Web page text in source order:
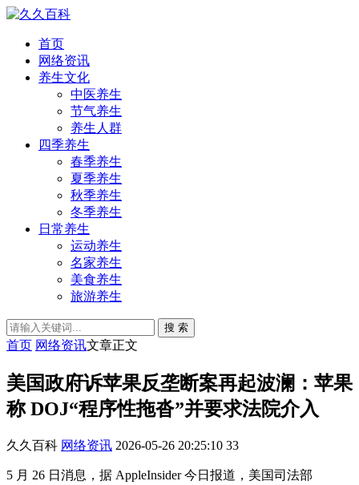
首页
网络资讯
养生文化
中医养生
节气养生
养生人群
四季养生
春季养生
夏季养生
秋季养生
冬季养生
日常养生
运动养生
名家养生
美食养生
旅游养生
搜 索
首页 网络资讯文章正文
美国政府诉苹果反垄断案再起波澜：苹果
称 DOJ“程序性拖沓”并要求法院介入
久久百科 网络资讯 2026-05-26 20:25:10 33
5 月 26 日消息，据 AppleInsider 今日报道，美国司法部